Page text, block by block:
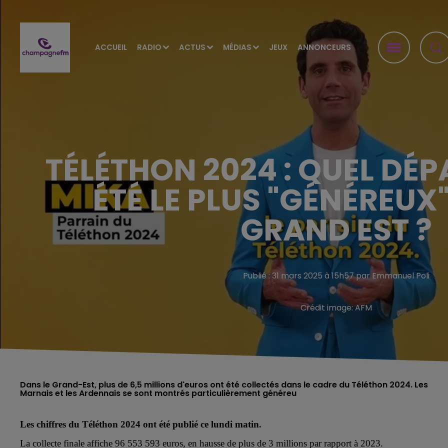
ACCUEIL RADIO ACTUS MÉDIAS JEUX ANNONCEURS
TÉLÉTHON 2024 : QUEL
ÉTÉ LE PLUS
GRAND EST ?
Publié : 31 mars 2025 à 15h57 par Emmanuel Poli
Crédit image:AFM
Dans le Grand-Est, plus de 6,5 millions d'euros ont été collectés dans le cadre du Téléthon 2024. Les
Marnais et les Ardennais se sont montrés particulièrement généreu
Les chiffres du Téléthon 2024 ont été publié ce lundi matin.
La collecte finale affiche 96 553 593 euros, en hausse de plus de 3 millions par rapport à 2023.